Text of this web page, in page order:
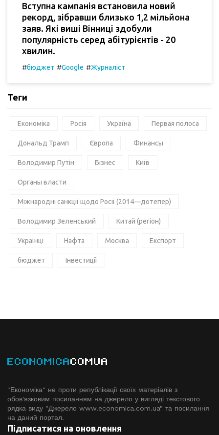
Вступна кампанія встановила новий
рекорд, зібравши близько 1,2 мільйона
заяв. Які виші Вінниці здобули
популярність серед абітурієнтів - 20
хвилин.
#бюджет #Google #Журналіст
Теги
Економіка Росія Україна Первая полоса
Дональд Трамп Європа Финансы
Володимир Путін Бізнес Київ
Органы власти
Міжнародні санкції щодо Росії (2014—дотепер)
Володимир Зеленський Китай (регіон)
Українці Нафта Москва Експорт
бюджет Інвестиції
ECONOMICACOMUA
"Економіка" не проти републікації своїх матеріалів з
обов'язковим посиланням на джерело у вигляді текстового
рядка виду "Джерело www.economiсa.com.ua" та посилання
на даний портал.
Підписатися на оновлення